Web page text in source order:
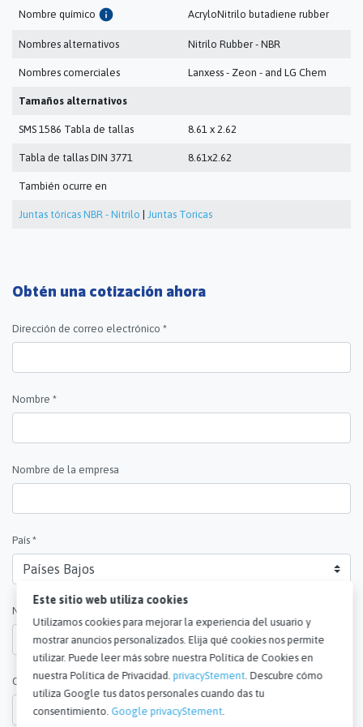
Nombre químico info AcryloNitrilo butadiene rubber
Nombres alternativos Nitrilo Rubber - NBR
Nombres comerciales Lanxess - Zeon - and LG Chem
Tamaños alternativos
SMS 1586 Tabla de tallas 8.61 x 2.62
Tabla de tallas DIN 3771 8.61x2.62
También ocurre en
Juntas tóricas NBR - Nitrilo | Juntas Toricas
Obtén una cotización ahora
Dirección de correo electrónico *
Nombre *
Nombre de la empresa
País *
Número de teléfono
Cantidad *
Utilizamos cookies para mejorar la experiencia del usuario y
mostrar anuncios personalizados. Elija qué cookies nos permite
utilizar. Puede leer más sobre nuestra Política de Cookies en
nuestra Política de Privacidad. privacyStement . Descubre cómo
utiliza Google tus datos personales cuando das tu
consentimiento.Google privacyStement.